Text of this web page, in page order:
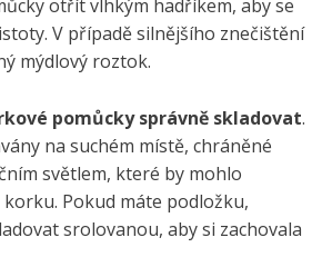
otřít vlhkým hadříkem, aby se
V případě silnějšího znečištění
mýdlový roztok.
pomůcky správně skladovat.
na suchém místě, chráněné
světlem, které by mohlo
Pokud máte podložku,
srolovanou, aby si zachovala